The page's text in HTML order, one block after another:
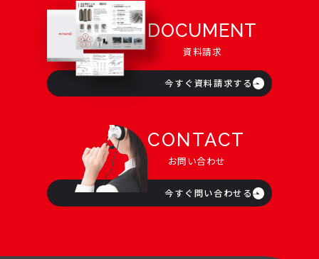
DOCUMENT
資料請求
今すぐ資料請求する
CONTACT
お問い合わせ
今すぐ問い合わせる